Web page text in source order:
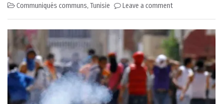
Communiqués communs, Tunisie Leave a comment